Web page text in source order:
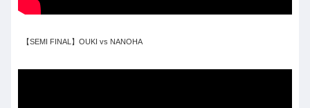
【SEMI FINAL】OUKI vs NANOHA